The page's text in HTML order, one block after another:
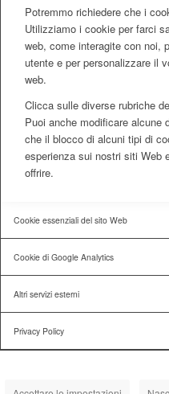
Potremmo richiedere che i
Utilizziamo i cookie per farci
web, come interagite con noi,
utente e per personalizzare il
web.
Clicca sulle diverse rubriche
Puoi anche modificare alcune
che il blocco di alcuni tipi di
esperienza sui nostri siti Web
offrire.
Cookie essenziali del sito Web
Cookie di Google Analytics
Altri servizi esterni
Privacy Policy